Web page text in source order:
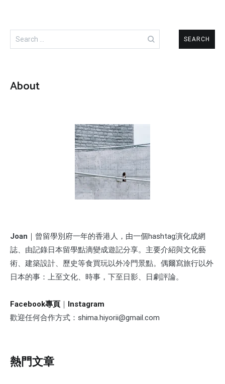
Search
for:
About
Joan ｜曾留學別府一年的香港人，由一個hashtag演化成網
誌、由記錄日本留學點滴變成遊記分享。主要介紹與文化藝
術、建築設計、歷史等食買玩以外冷門景點。偶爾寫旅行以外
日本的事：上至文化、時事，下至日影、日劇評論。
Facebook專頁 ｜ Instagram
歡迎任何合作方式：shima.hiyorii@gmail.com
熱門文章